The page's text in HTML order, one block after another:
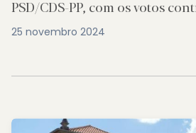
PSD/CDS-PP, com os votos
25 novembro 2024